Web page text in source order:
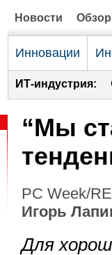
Новости
Инновации
ИТ-индустрия:
“Мы
PC Week/
Игорь
Для